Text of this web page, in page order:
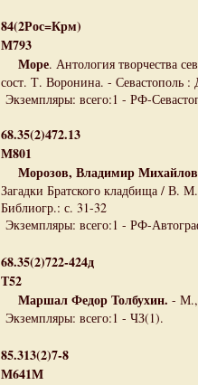
84(2Рос=Крм)
М793
Море. Антология творчества
сост. Т. Воронина. - Севастополь
Экземпляры: всего:1 - РФ-
68.35(2)472.13
М801
Морозов, Владимир
Загадки Братского кладбища / В.
Библиогр.: с. 31-32
Экземпляры: всего:1 - РФ-
68.35(2)722-424д
Т52
Маршал Федор Толбухин. - М.,
Экземпляры: всего:1 - ЧЗ(1).
85.313(2)7-8
М641М